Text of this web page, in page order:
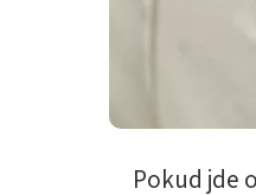
Pokud jde